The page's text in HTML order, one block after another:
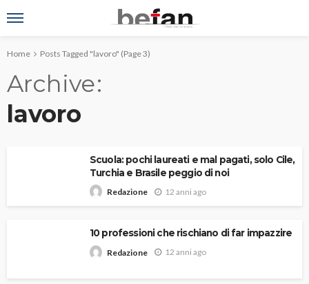
Home Posts Tagged "lavoro" (Page 3)
Archive
lavoro
Scuola: pochi laureati e mal pagati, solo Cile,
Turchia e Brasile peggio di noi
Redazione 12 anni ago
10 professioni che rischiano di far impazzire
Redazione 12 anni ago